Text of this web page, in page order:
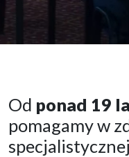
Od ponad 19
pomagamy w